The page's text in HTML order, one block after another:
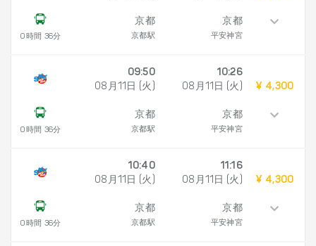
0時間 36分
京都
京都駅
京都
平安神宮
0時間 36分
09:50
08月11日 (火)
京都
京都駅
10:26
08月11日 (火)
京都
平安神宮
¥ 4,300
0時間 36分
10:40
08月11日 (火)
京都
京都駅
11:16
08月11日 (火)
京都
平安神宮
¥ 4,300